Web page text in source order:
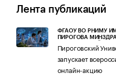
Технологии и медиа
Лента публикаций
ФГАОУ ВО РНИМУ
ПИРОГОВА
Пироговский
запускает
онлайн-акцию